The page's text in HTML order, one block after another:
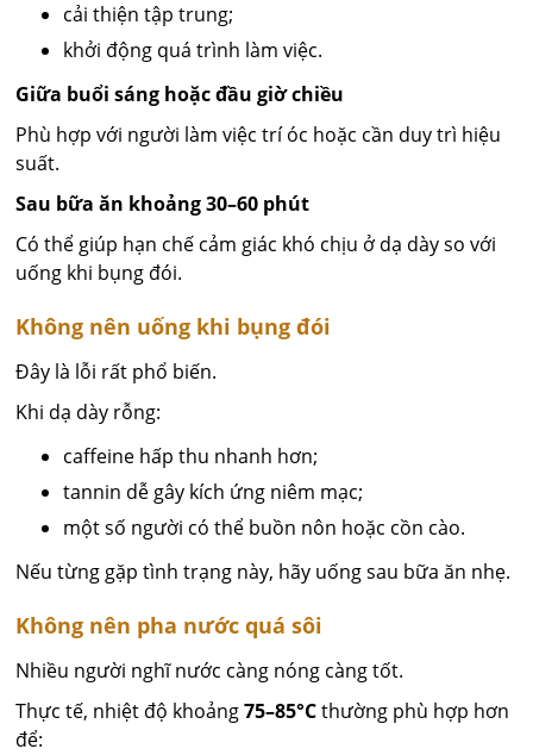
cải thiện tập trung;
khởi động quá trình làm việc.
Giữa buổi sáng hoặc đầu giờ chiều
Phù hợp với người làm việc trí óc hoặc cần duy trì hiệu
suất.
Sau bữa ăn khoảng 30–60 phút
Có thể giúp hạn chế cảm giác khó chịu ở dạ dày so với
uống khi bụng đói.
Không nên uống khi bụng đói
Đây là lỗi rất phổ biến.
Khi dạ dày rỗng:
caffeine hấp thu nhanh hơn;
tannin dễ gây kích ứng niêm mạc;
một số người có thể buồn nôn hoặc cồn cào.
Nếu từng gặp tình trạng này, hãy uống sau bữa ăn nhẹ.
Không nên pha nước quá sôi
Nhiều người nghĩ nước càng nóng càng tốt.
Thực tế, nhiệt độ khoảng75–85°Cthường phù hợp hơn
để: